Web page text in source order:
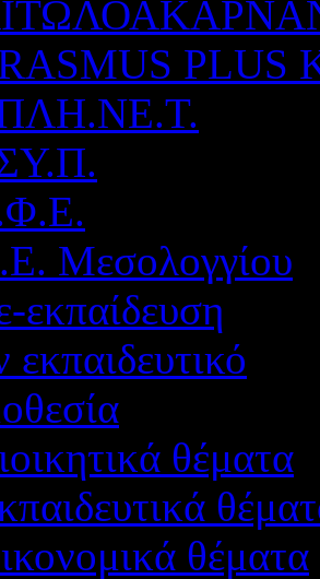
Μεσολογγίου
εκπαίδευση
εκπαιδευτικό
θέματα
θέματα